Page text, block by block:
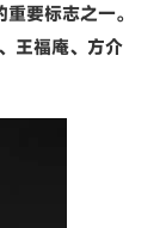
要标志之一。
王福庵、方介